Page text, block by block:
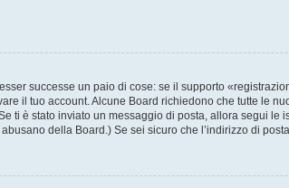
successe un paio di cose: se il supporto
il tuo account. Alcune Board richiedono che tutte le
ti è stato inviato un messaggio di posta, allora segui
della Board.) Se sei sicuro che l’indirizzo di